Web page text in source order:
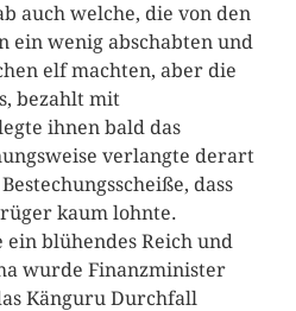
auch welche, die von den
ein wenig abschabten und
elf machten, aber die
bezahlt mit
ihnen bald das
verlangte derart
dass
kaum lohnte.
ein blühendes Reich und
wurde Finanzminister
Känguru Durchfall